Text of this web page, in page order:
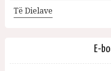
Të Dielave
E-